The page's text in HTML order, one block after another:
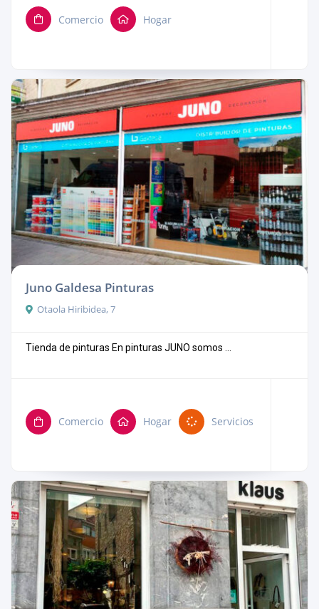
Comercio Hogar
Juno Galdesa Pinturas
Otaola Hiribidea, 7
Tienda de pinturas En pinturas JUNO somos ...
Comercio Hogar Servicios